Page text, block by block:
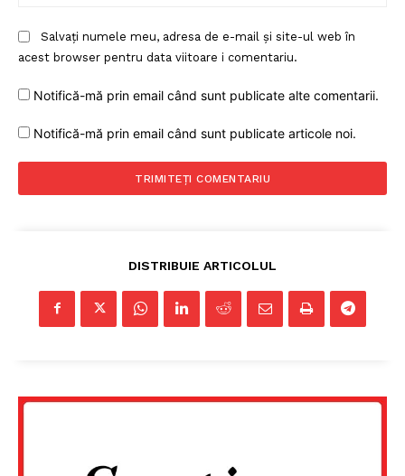
Salvați numele meu, adresa de e-mail și site-ul web în
acest browser pentru data viitoare i comentariu.
Notifică-mă prin email când sunt publicate alte comentarii.
Notifică-mă prin email când sunt publicate articole noi.
DISTRIBUIE ARTICOLUL